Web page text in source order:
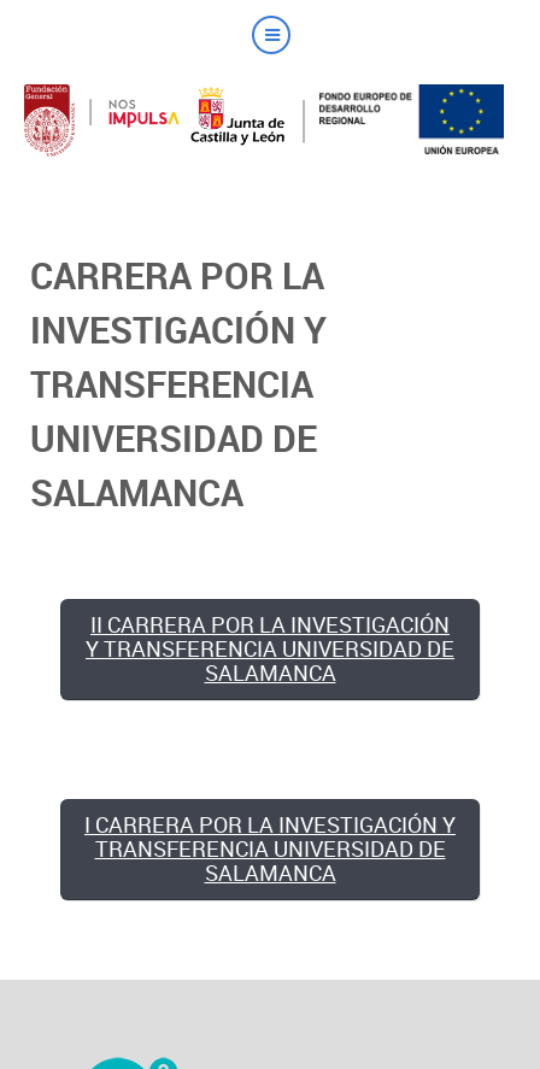
CARRERA POR LA
INVESTIGACIÓN Y
TRANSFERENCIA
UNIVERSIDAD DE
SALAMANCA
II CARRERA POR LA INVESTIGACIÓN
Y TRANSFERENCIA UNIVERSIDAD DE
SALAMANCA
I CARRERA POR LA INVESTIGACIÓN Y
TRANSFERENCIA UNIVERSIDAD DE
SALAMANCA